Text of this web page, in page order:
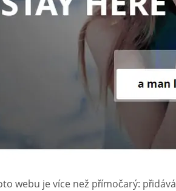
webu je více než přímočarý: